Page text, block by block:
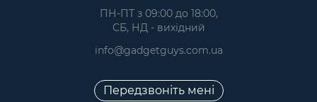
ПН-ПТ з 09:00 до 18:00,
СБ, НД - вихідний
info@gadgetguys.com.ua
Передзвоніть мені